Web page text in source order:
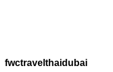
fwctravelthaidubai